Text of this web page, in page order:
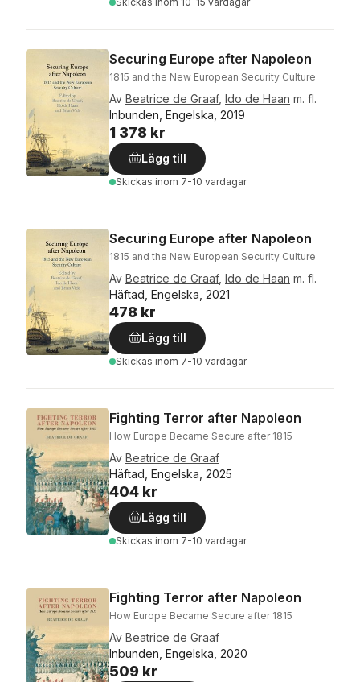
Securing Europe after Napoleon
1815 and the New European Security Culture
Av Beatrice de Graaf, Ido de Haan m. fl.
Inbunden, Engelska, 2019
1 378 kr
Lägg till
Skickas inom 7-10 vardagar
Securing Europe after Napoleon
1815 and the New European Security Culture
Av Beatrice de Graaf, Ido de Haan m. fl.
Häftad, Engelska, 2021
478 kr
Lägg till
Skickas inom 7-10 vardagar
Fighting Terror after Napoleon
How Europe Became Secure after 1815
Av Beatrice de Graaf
Häftad, Engelska, 2025
404 kr
Lägg till
Skickas inom 7-10 vardagar
Fighting Terror after Napoleon
How Europe Became Secure after 1815
Av Beatrice de Graaf
Inbunden, Engelska, 2020
509 kr